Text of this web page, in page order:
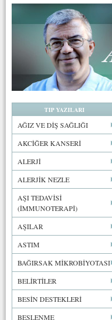
TIP YAZILARI
AĞIZ VE DİŞ SAĞLIĞI
AKCİĞER KANSERİ
ALERJİ
ALERJİK NEZLE
AŞI TEDAVİSİ
(İMMUNOTERAPİ)
AŞILAR
ASTIM
BAĞIRSAK MİKROBİYOTASI
BELİRTİLER
BESİN DESTEKLERİ
BESLENME